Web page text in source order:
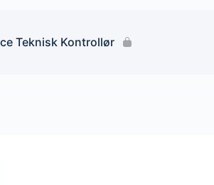
Teknisk Kontrollør